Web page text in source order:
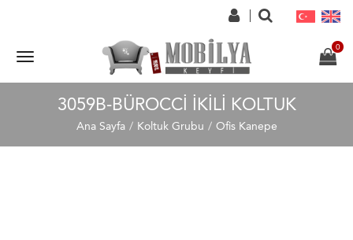
3059B-BÜROCCI İKILI KOLTUK
Ana Sayfa Koltuk Grubu Ofis Kanepe